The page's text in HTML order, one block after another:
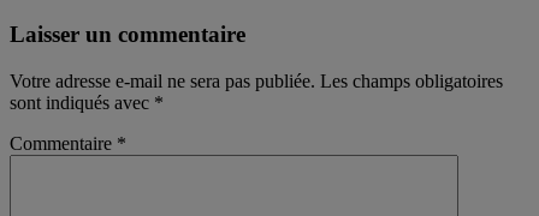
Laisser un commentaire
Votre adresse e-mail ne sera pas publiée. Les champs obligatoires
sont indiqués avec *
Commentaire *